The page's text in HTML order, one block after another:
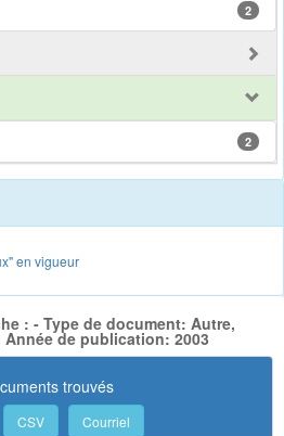
2
2
en vigueur
: - Type de document: Autre,
Année de publication: 2003
trouvés
CSV Courriel